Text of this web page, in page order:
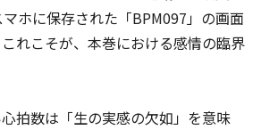
ホに保存された「BPM097」の画面
れこそが、本巻における感情の臨界
拍数は「生の実感の欠如」を意味